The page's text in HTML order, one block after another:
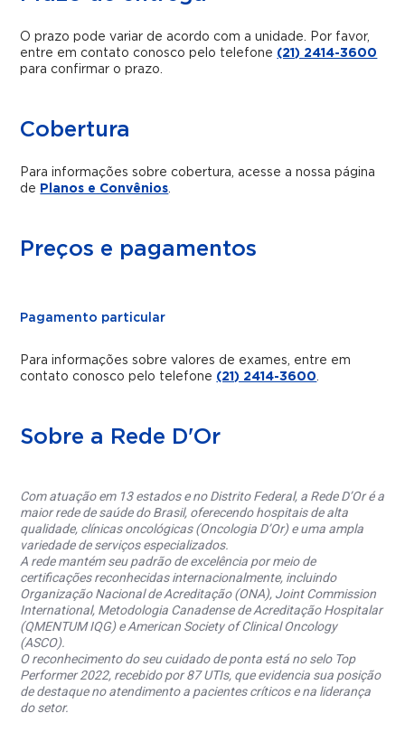
O prazo pode variar de acordo com a unidade. Por favor,
entre em contato conosco pelo telefone (21) 2414-3600
para confirmar o prazo.
Cobertura
Para informações sobre cobertura, acesse a nossa página
de Planos e Convênios.
Preços e pagamentos
Pagamento particular
Para informações sobre valores de exames, entre em
contato conosco pelo telefone (21) 2414-3600.
Sobre a Rede D'Or
Com atuação em 13 estados e no Distrito Federal, a Rede D’Or é a
maior rede de saúde do Brasil, oferecendo hospitais de alta
qualidade, clínicas oncológicas (Oncologia D’Or) e uma ampla
variedade de serviços especializados.
A rede mantém seu padrão de excelência por meio de
certificações reconhecidas internacionalmente, incluindo
Organização Nacional de Acreditação (ONA), Joint Commission
International, Metodologia Canadense de Acreditação Hospitalar
(QMENTUM IQG) e American Society of Clinical Oncology
(ASCO).
O reconhecimento do seu cuidado de ponta está no selo Top
Performer 2022, recebido por 87 UTIs, que evidencia sua posição
de destaque no atendimento a pacientes críticos e na liderança
do setor.